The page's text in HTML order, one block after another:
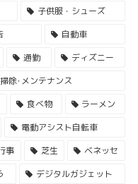
子供服・シューズ
自動車
通勤
ディズニー
掃除･メンテナンス
食べ物
ラーメン
電動アシスト自転車
事 芝生
ベネッセ
デジタルガジェット